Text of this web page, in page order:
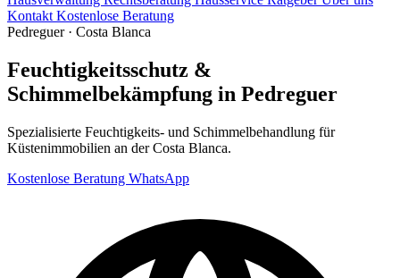
Kontakt Kostenlose Beratung
Pedreguer · Costa Blanca
Feuchtigkeitsschutz &
Schimmelbekämpfung in Pedreguer
Spezialisierte Feuchtigkeits- und Schimmelbehandlung für
Küstenimmobilien an der Costa Blanca.
Kostenlose Beratung WhatsApp